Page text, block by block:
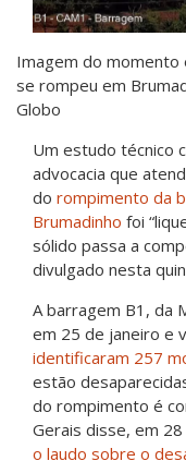
Imagem do momento
se rompeu em
Globo
Um estudo técnico
advocacia que
do rompimento da
Brumadinho foi
sólido passa a
divulgado nesta
A barragem B1, da
em 25 de janeiro e
identificaram 257
estão
do rompimento é
Gerais disse, em
o laudo sobre o